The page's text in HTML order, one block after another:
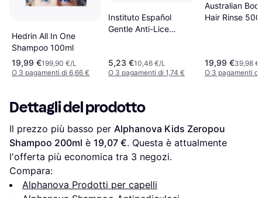
Hedrin All In One
Shampoo 100ml
19,99 €199,90 €/L
O 3 pagamenti di 6,66 €
Instituto Español
Gentle Anti-Lice
5,23 €10,46 €/L
O 3 pagamenti di 1,74 €
Australian
Hair Rinse
19,99 €39,98
O 3 pagamenti di
Dettagli del prodotto
Il prezzo più basso per Alphanova Kids Zeropou
Shampoo 200ml è 19,07 €. Questa è attualmente
l'offerta più economica tra 3 negozi.
Compara:
Alphanova Prodotti per capelli